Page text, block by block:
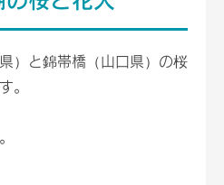
）と錦帯橋（山口県）の桜
。